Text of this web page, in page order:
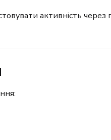
активність через